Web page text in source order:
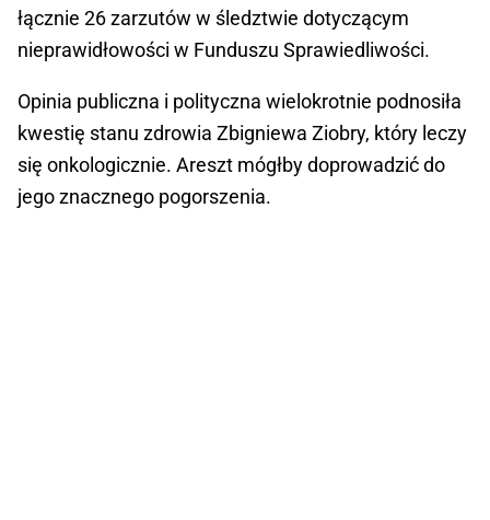
łącznie 26 zarzutów w śledztwie dotyczącym
nieprawidłowości w Funduszu Sprawiedliwości.
Opinia publiczna i polityczna wielokrotnie podnosiła
kwestię stanu zdrowia Zbigniewa Ziobry, który leczy
się onkologicznie. Areszt mógłby doprowadzić do
jego znacznego pogorszenia.